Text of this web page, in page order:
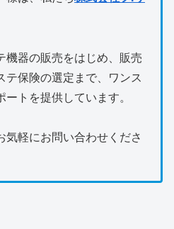
機器の販売をはじめ、販売
テ保険の選定まで、ワンス
トを提供しています。
軽にお問い合わせくださ